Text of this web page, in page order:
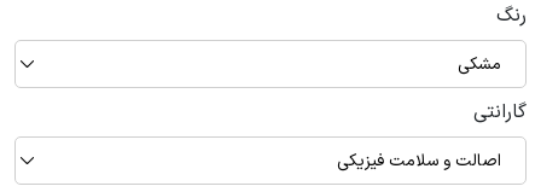
رنگ
مشکی
گارانتی
اصالت و سلامت فیزیکی